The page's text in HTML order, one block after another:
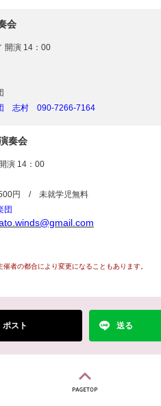
会
開演 14：00
志村 090-7266-7164
奏会
演 14：00
円 / 未就学児無料
団
者の都合により変更になることもあります。
ポスト 送る